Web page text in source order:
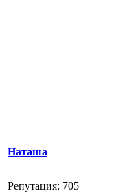
Наташа
Репутация: 705